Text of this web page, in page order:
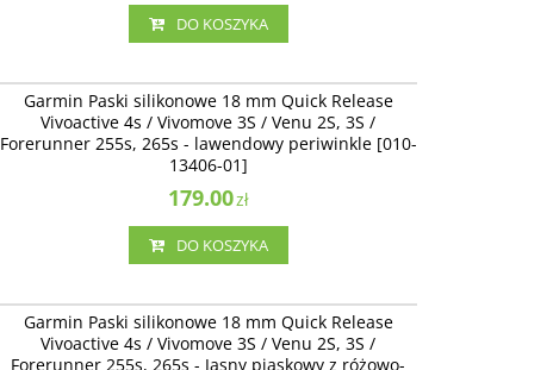
DO KOSZYKA
Garmin Paski silikonowe 18 mm Quick Release
Vivoactive 4s / Vivomove 3S / Venu 2S, 3S /
Forerunner 255s, 265s - lawendowy periwinkle [010-
13406-01]
179.00zł
DO KOSZYKA
Garmin Paski silikonowe 18 mm Quick Release
Vivoactive 4s / Vivomove 3S / Venu 2S, 3S /
Forerunner 255s, 265s - Jasny piaskowy z różowo-